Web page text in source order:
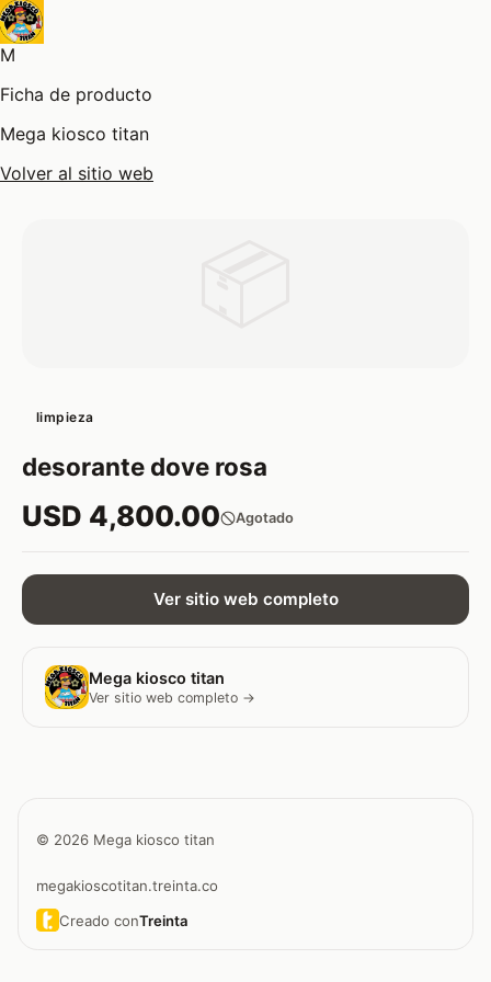
M
Ficha de producto
Mega kiosco titan
Volver al sitio web
limpieza
desorante dove rosa
USD 4,800.00 Agotado
Ver sitio web completo
Mega kiosco titan
Ver sitio web completo →
© 2026 Mega kiosco titan
megakioscotitan.treinta.co
Creado conTreinta